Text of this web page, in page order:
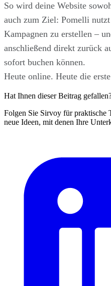
So wird deine Website
auch zum Ziel: Pomelli
Kampagnen zu erstellen –
anschließend direkt zurück
sofort buchen können.
Heute online. Heute die
Hat Ihnen dieser Beitrag
Folgen Sie Sirvoy für praktische
neue Ideen, mit denen Ihre